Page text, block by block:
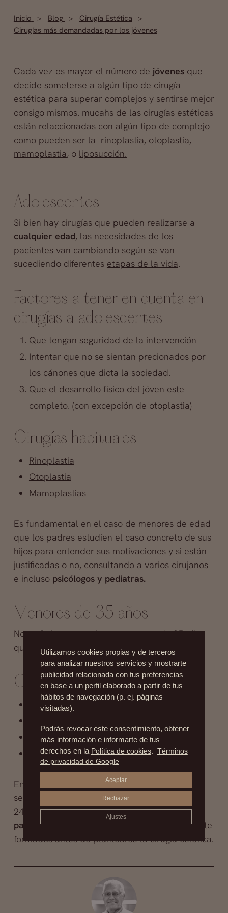
Inicio Blog
Cirugía Estética
Cirugías más demandadas por los jóvenes
Cada vez es mayor el número de jóvenesque
decide someterse a algún tipo de cirugía
estética para superar complejos y sentirse mejor
consigo mismos. mucahs de las cirugías estéticas
están relaccionadas con algún tipo de complejo
como pueden ser la rinoplastia, otoplastia,
mamoplastia, o liposucción.
Adolescentes
Si bien hay cirugías que pueden realizarse a
cualquier edad, las necesidades de los
pacientes van cambiando según se van
sucediendo diferentes etapas de la vida.
Factores a tener en cuenta en
cirugías a adolescentes
Que tengan seguridad de la intervención
Intentar que no se sientan precionados por
los cánones que dicta la sociedad.
Que el desarrollo físico del jóven este
completo. (con excepción de otoplastia)
Cirugías habituales
Rinoplastia
Otoplastia
Mamoplastias
Es fundamental en el caso de menores de edad
que los padres estudien el caso concreto de sus
hijos para entender sus motivaciones y si están
justificadas o no, consultando a varios cirujanos
e incluso psicólogos y pediatras.
Menores de 35 años
Nos referimos a pacientes menores de 35 años
que ya han pasado la adolescencia
Cirugías habituales
Mamoplastias de aumento
Liposucciones
Abdominoplastias
En el caso de las mamoplastias, éstos pueden
seguir desarrollándose hasta alrededor de los
24 años, por lo que es recomendable tener
pacienciay esperar a que estén completamente
formados antes de plantearse la cirugía estética.
Utilizamos cookies propias y de terceros
para analizar nuestros servicios y mostrarte
publicidad relacionada con tus preferencias
en base a un perfil elaborado a partir de tus
hábitos de navegación (p. ej. páginas
visitadas).
Podrás revocar este consentimiento, obtener
más información e informarte de tus
derechos en la Política de cookies. Términos
de privacidad de Google
Aceptar
Rechazar
Ajustes